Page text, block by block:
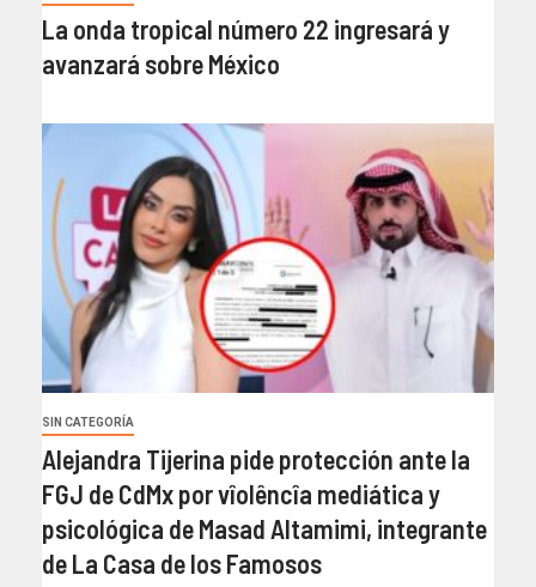
La onda tropical número 22 ingresará y
avanzará sobre México
SIN CATEGORÍA
Alejandra Tijerina pide protección ante la
FGJ de CdMx por vîolêncîa mediática y
psicológica de Masad Altamimi, integrante
de La Casa de los Famosos